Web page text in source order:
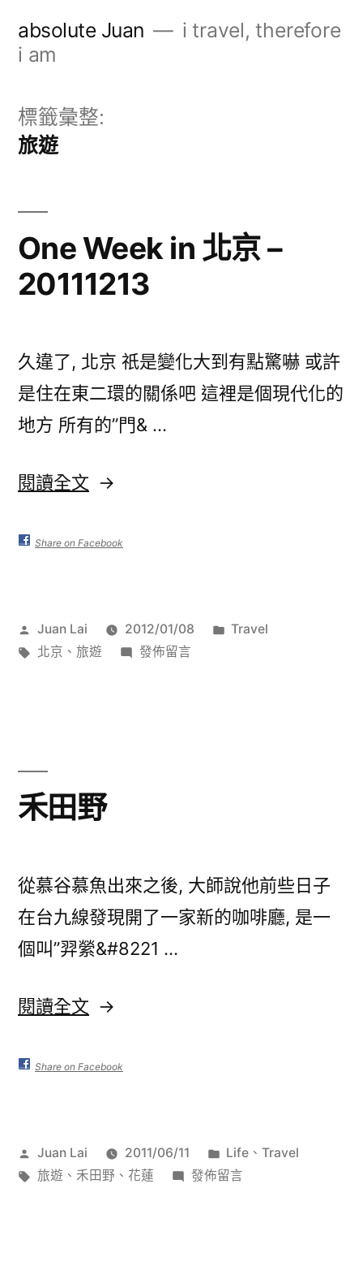
absolute Juan
i travel, therefore
i am
標籤彙整:
旅遊
One Week in 北京 –
20111213
久違了, 北京 祇是變化大到有點驚嚇 或許
是住在東二環的關係吧 這裡是個現代化的
地方 所有的”門& …
閱讀全文 〈One
in
–
Share on Facebook
作
者:
Juan Lai 2012/01/08
分
Travel
標
北京 、 旅遊
在
發佈留言
禾田野
從慕谷慕魚出來之後, 大師說他前些日子
在台九線發現開了一家新的咖啡廳, 是一
個叫”羿縈&#8221 …
閱讀全文 〈禾
野〉
Share on Facebook
作
者:
Juan Lai 2011/06/11
分
類:
Life 、Travel
標
旅遊 、 禾田野 、 花蓮
在
發佈留言